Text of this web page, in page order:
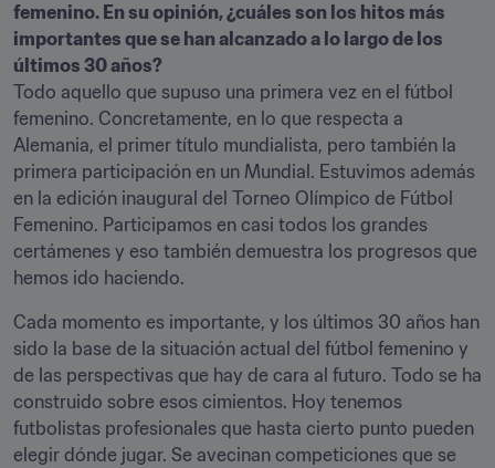
femenino. En su opinión, ¿cuáles son los hitos más
importantes que se han alcanzado a lo largo de los
Todo aquello que supuso una primera vez en el fútbol
femenino. Concretamente, en lo que respecta a
Alemania, el primer título mundialista, pero también la
primera participación en un Mundial. Estuvimos además
en la edición inaugural del Torneo Olímpico de Fútbol
Femenino. Participamos en casi todos los grandes
certámenes y eso también demuestra los progresos que
hemos ido haciendo.
Cada momento es importante, y los últimos 30 años han
sido la base de la situación actual del fútbol femenino y
de las perspectivas que hay de cara al futuro. Todo se ha
construido sobre esos cimientos. Hoy tenemos
futbolistas profesionales que hasta cierto punto pueden
elegir dónde jugar. Se avecinan competiciones que se